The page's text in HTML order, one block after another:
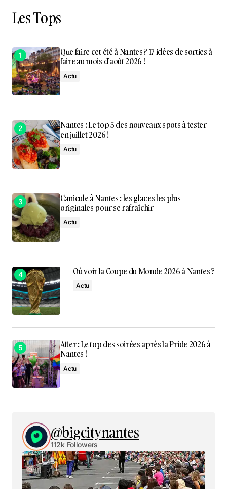
Les Tops
Que faire cet été à Nantes ? 17 idées de sorties à
faire au mois d’août 2026 !
Actu
Nantes : Le top 5 des nouveaux spots à tester
en juillet 2026 !
Actu
Canicule à Nantes : les glaces les plus
originales pour se rafraîchir
Actu
Où voir la Coupe du Monde 2026 à Nantes ?
Actu
After : Le top des soirées après la Pride 2026 à
Nantes !
Actu
@bigcitynantes
112k Followers